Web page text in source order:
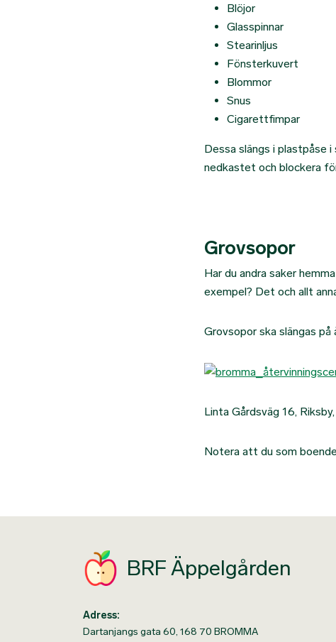
Blöjor
Glasspinnar
Stearinljus
Fönsterkuvert
Blommor
Snus
Cigarettfimpar
Dessa slängs i plastpåse
nedkastet och blockera
Grovsopor
Har du andra saker
exempel? Det och allt
Grovsopor ska slängas
Linta Gårdsväg 16,
Notera att du som
BRF Äppelgården
Adress:
Dartanjangs gata 60, 168 70 BROMMA